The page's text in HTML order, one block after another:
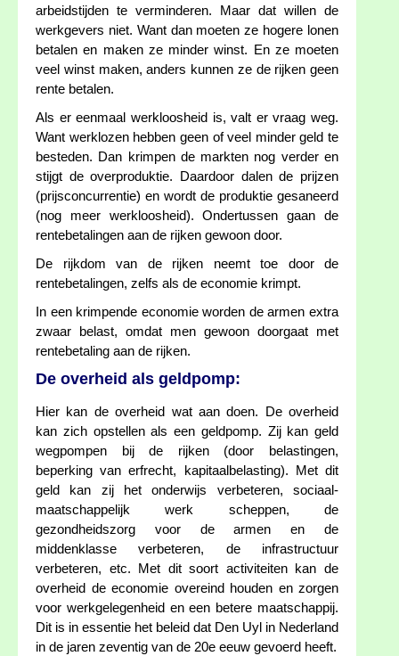
arbeidstijden te verminderen. Maar dat willen de
werkgevers niet. Want dan moeten ze hogere lonen
betalen en maken ze minder winst. En ze moeten
veel winst maken, anders kunnen ze de rijken geen
rente betalen.
Als er eenmaal werkloosheid is, valt er vraag weg.
Want werklozen hebben geen of veel minder geld te
besteden. Dan krimpen de markten nog verder en
stijgt de overproduktie. Daardoor dalen de prijzen
(prijsconcurrentie) en wordt de produktie gesaneerd
(nog meer werkloosheid). Ondertussen gaan de
rentebetalingen aan de rijken gewoon door.
De rijkdom van de rijken neemt toe door de
rentebetalingen, zelfs als de economie krimpt.
In een krimpende economie worden de armen extra
zwaar belast, omdat men gewoon doorgaat met
rentebetaling aan de rijken.
De overheid als geldpomp:
Hier kan de overheid wat aan doen. De overheid
kan zich opstellen als een geldpomp. Zij kan geld
wegpompen bij de rijken (door belastingen,
beperking van erfrecht, kapitaalbelasting). Met dit
geld kan zij het onderwijs verbeteren, sociaal-
maatschappelijk werk scheppen, de
gezondheidszorg voor de armen en de
middenklasse verbeteren, de infrastructuur
verbeteren, etc. Met dit soort activiteiten kan de
overheid de economie overeind houden en zorgen
voor werkgelegenheid en een betere maatschappij.
Dit is in essentie het beleid dat Den Uyl in Nederland
in de jaren zeventig van de 20e eeuw gevoerd heeft.